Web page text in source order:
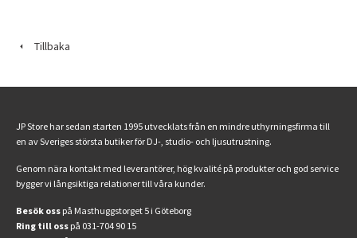
Tillbaka
JP Store har sedan starten 1995 utvecklats från en mindre uthyrningsfirma till
en av Sveriges största butiker för DJ-, studio- och ljusutrustning.
Genom nära kontakt med leverantörer, hög kvalité på produkter och god service
bygger vi långsiktiga relationer till våra kunder.
Besök oss på Masthuggstorget 5 i Göteborg
Ring till oss på 031-704 90 15